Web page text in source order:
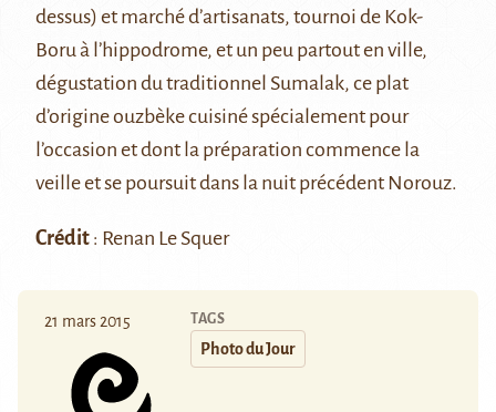
dessus) et marché d’artisanats, tournoi de Kok-
Boru à l’hippodrome, et un peu partout en ville,
dégustation du traditionnel Sumalak, ce plat
d’origine ouzbèke cuisiné spécialement pour
l’occasion et dont la préparation commence la
veille et se poursuit dans la nuit précédent Norouz.
Crédit : Renan Le Squer
21 mars 2015 TAGS
Photo du Jour